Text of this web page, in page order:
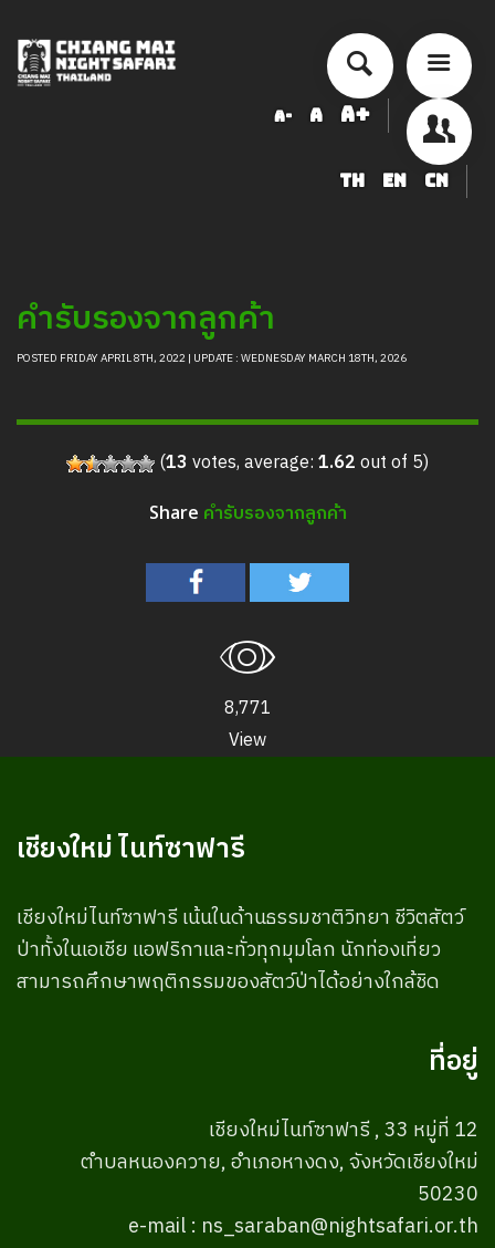
A- A A+
TH EN CN
คำรับรองจากลูกค้า
POSTED FRIDAY APRIL 8TH, 2022 | UPDATE : WEDNESDAY MARCH 18TH, 2026
(13 votes, average:1.62out of 5)
Share คำรับรองจากลูกค้า
8,771
View
เชียงใหม่ ไนท์ซาฟารี
เชียงใหม่ไนท์ซาฟารี เน้นในด้านธรรมชาติวิทยา ชีวิตสัตว์
ป่าทั้งในเอเชีย แอฟริกาและทั่วทุกมุมโลก นักท่องเที่ยว
สามารถศึกษาพฤติกรรมของสัตว์ป่าได้อย่างใกล้ชิด
ที่อยู่
เชียงใหม่ไนท์ซาฟารี , 33 หมู่ที่ 12
ตำบลหนองควาย, อำเภอหางดง, จังหวัดเชียงใหม่
50230
e-mail : ns_saraban@nightsafari.or.th